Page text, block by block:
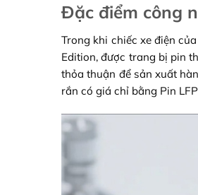
Đặc điểm công
Trong khi chiếc xe điện
Edition, được trang bị pin
thỏa thuận để sản xuất
rắn có giá chỉ bằng Pin